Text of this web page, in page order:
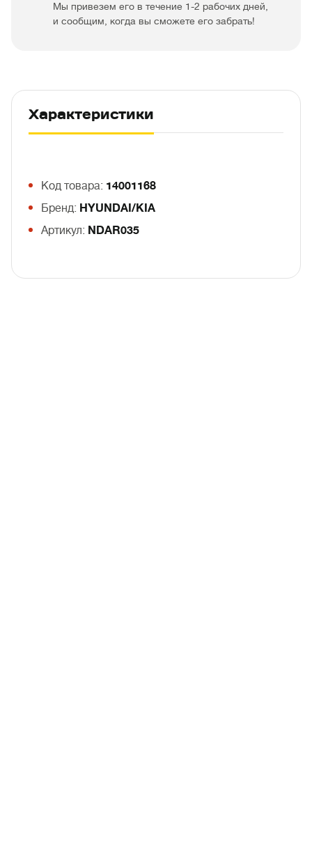
Мы привезем его в течение 1-2 рабочих дней,
и сообщим, когда вы сможете его забрать!
Характеристики
Код товара: 14001168
Бренд: HYUNDAI/KIA
Артикул: NDAR035